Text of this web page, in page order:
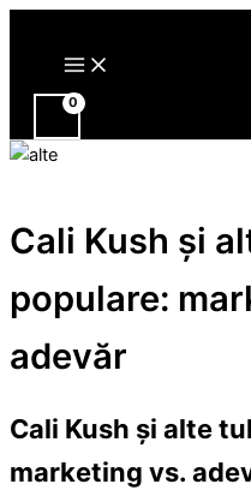
Skip
content
Main
Cali Kush și
populare:
adevăr
Cali Kush și alte
marketing vs.